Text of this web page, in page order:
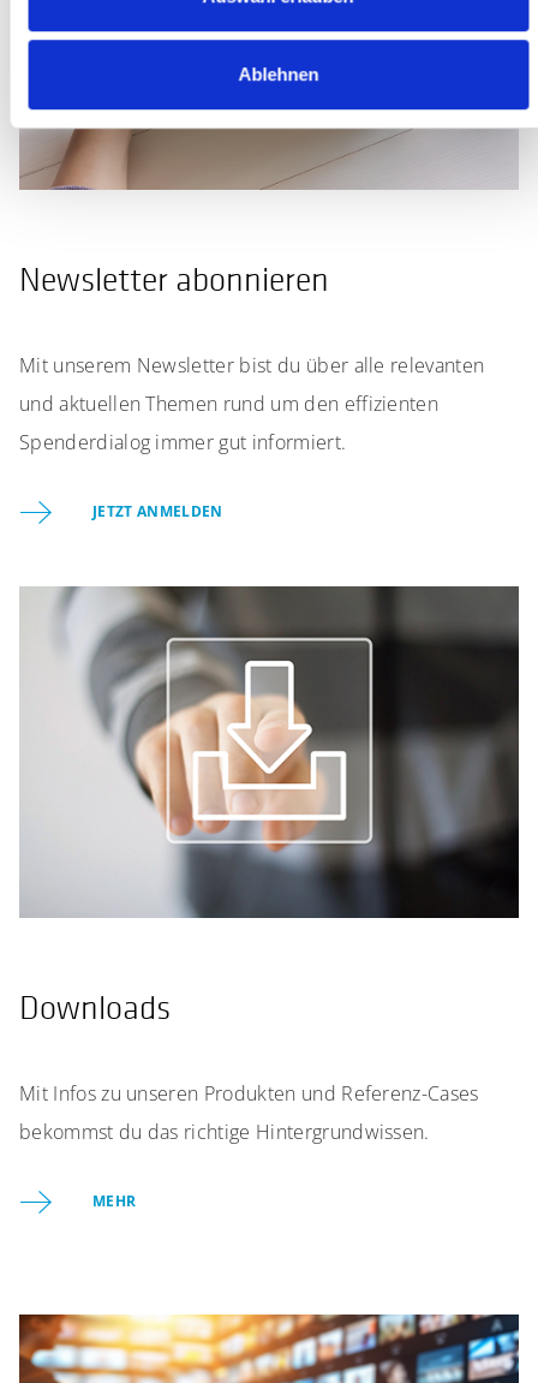
Ablehnen
Newsletter abonnieren
Mit unserem Newsletter bist du über alle relevanten
und aktuellen Themen rund um den effizienten
Spenderdialog immer gut informiert.
JETZT ANMELDEN
Downloads
Mit Infos zu unseren Produkten und Referenz-Cases
bekommst du das richtige Hintergrundwissen.
MEHR